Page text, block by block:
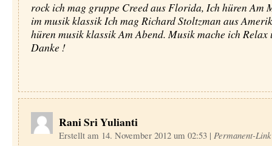
rock ich mag gruppe Creed aus Florida, Ich hüren Am
im musik klassik Ich mag Richard Stoltzman aus
hüren musik klassik Am Abend. Musik mache ich Relax
Danke !
Rani Sri Yulianti
Erstellt am 14. November 2012 um 02:53 | Permanent-Link